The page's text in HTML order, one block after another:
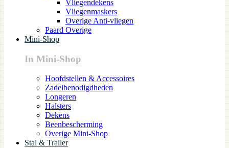
Vliegendekens
Vliegenmaskers
Overige Anti-vliegen
Paard Overige
Mini-Shop
In Mini-Shop
Hoofdstellen & Accessoires
Zadelbenodigdheden
Longeren
Halsters
Dekens
Beenbescherming
Overige Mini-Shop
Stal & Trailer